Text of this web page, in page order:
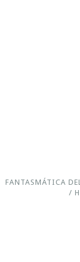
FANTASMÁTICA
/